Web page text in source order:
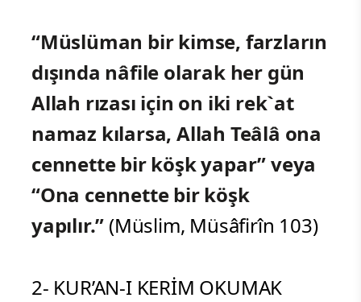
“Müslüman bir kimse, farzların
dışında nâfile olarak her gün
Allah rızası için on iki rek`at
namaz kılarsa, Allah Teâlâ ona
cennette bir köşk yapar” veya
“Ona cennette bir köşk
yapılır.” (Müslim, Müsâfirîn 103)
2- KUR’AN-I KERİM OKUMAK